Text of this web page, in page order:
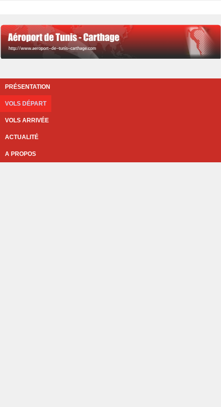
PRÉSENTATION
VOLS DÉPART
VOLS ARRIVÉE
ACTUALITÉ
A PROPOS